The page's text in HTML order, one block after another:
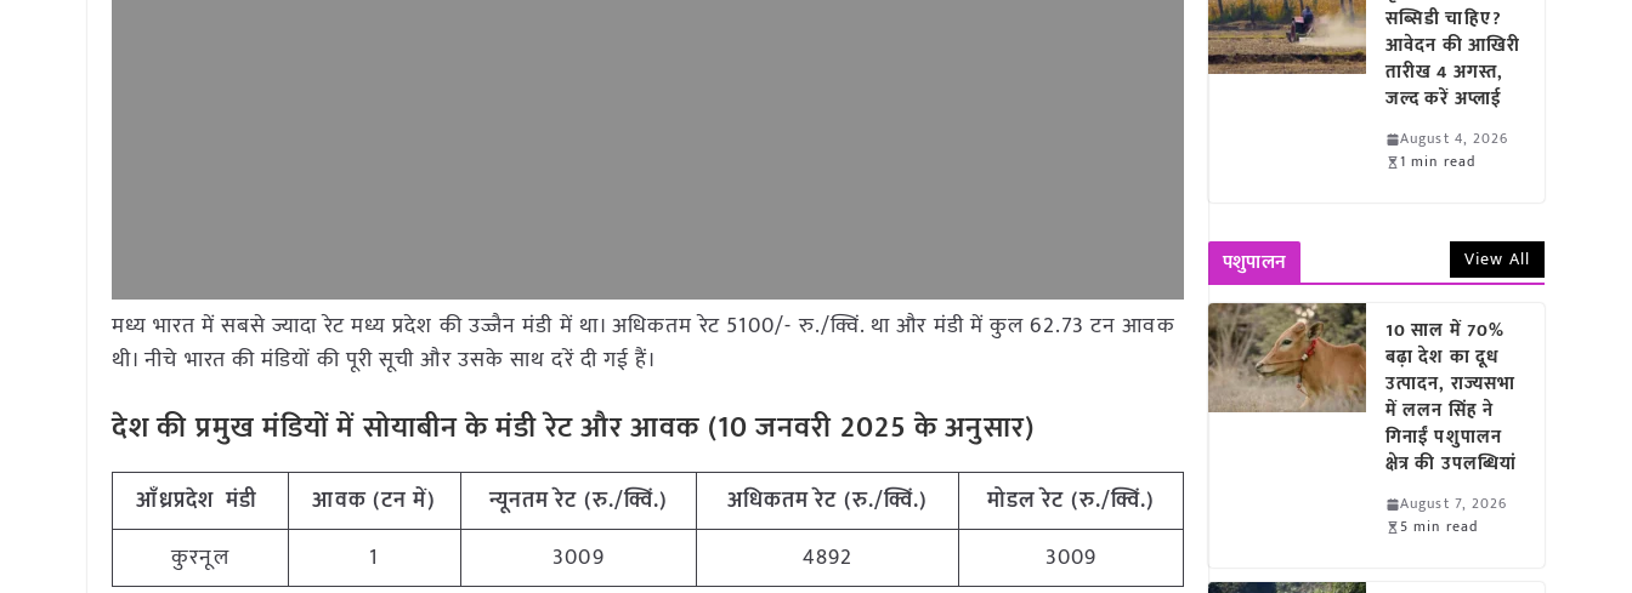
मध्य भारत में सबसे ज्यादा रेट मध्य प्रदेश की उज्जैन मंडी में था। अधिकतम रेट 5100/- रु./क्विं. था और मंडी में कुल 62.73 टन आवक
थी। नीचे भारत की मंडियों की पूरी सूची और उसके साथ दरें दी गई हैं।
देशकीप्रमुखमंडियोंमेंसोयाबीनकेमंडीरेटऔरआवक (10जनवरी 2025 केअनुसार)
आँध्रप्रदेश मंडी आवक(टन में) न्यूनतमरेट (रु./क्विं.) अधिकतमरेट (रु./क्विं.) मोडल रेट (रु./क्विं.)
कुरनूल
1 3009 4892 3009
सब्सिडी चाहिए?
आवेदन की आखिरी
तारीख 4 अगस्त,
जल्द करें अप्लाई
August 4, 2026
1 min read
पशुपालन View All
10 साल में 70%
बढ़ा देश का दूध
उत्पादन, राज्यसभा
में ललन सिंह ने
गिनाईं पशुपालन
क्षेत्र की उपलब्धियां
August 7, 2026
5 min read